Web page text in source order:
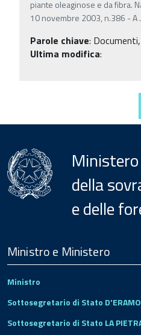
piante oleaginose e da fibra.
10 novembre 2003, n.386 - A
Parole chiave:
Ultima modifica:
della
e delle
Footer
Ministro e Ministero
Ministro
Sottosegretario di Stato D'ERAMO
Sottosegretario di Stato LA